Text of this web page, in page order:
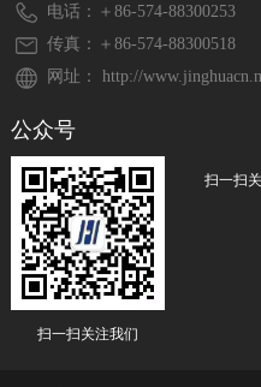
电话：＋86-574-88300253
传真：＋86-574-88300518
网址： http://
公众号
扫一扫关注我们
扫一扫